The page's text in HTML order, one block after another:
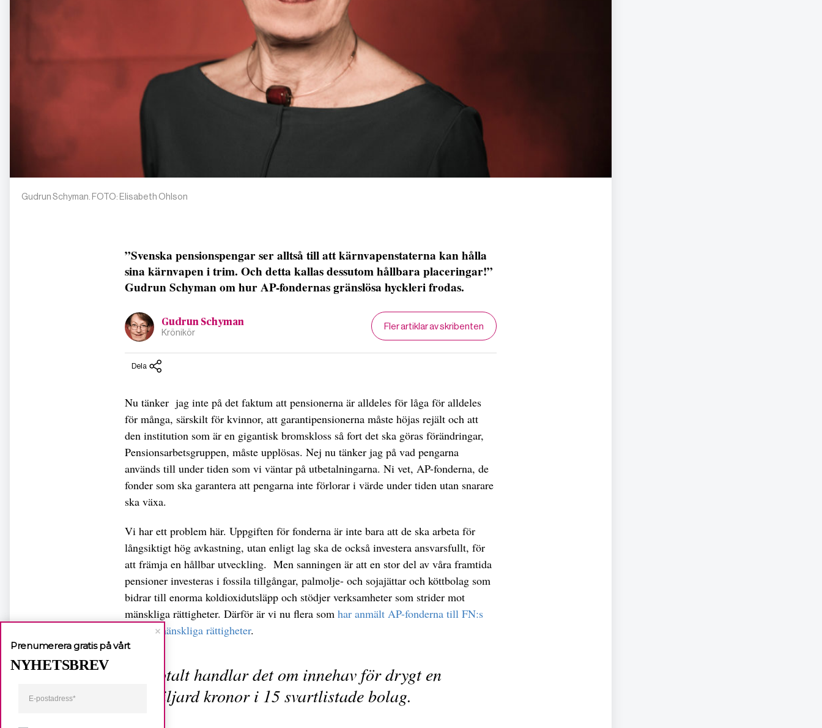
Gudrun Schyman. FOTO: Elisabeth Ohlson
”Svenska pensionspengar ser alltså till att kärnvapenstaterna kan hålla
sina kärnvapen i trim. Och detta kallas dessutom hållbara placeringar!”
Gudrun Schyman om hur AP-fondernas gränslösa hyckleri frodas.
Gudrun Schyman
Krönikör
Fler artiklar av skribenten
Dela
Nu tänker jag inte på det faktum att pensionerna är alldeles för låga för alldeles
för många, särskilt för kvinnor, att garantipensionerna måste höjas rejält och att
den institution som är en gigantisk bromskloss så fort det ska göras förändringar,
Pensionsarbetsgruppen, måste upplösas. Nej nu tänker jag på vad pengarna
används till under tiden som vi väntar på utbetalningarna. Ni vet, AP-fonderna, de
fonder som ska garantera att pengarna inte förlorar i värde under tiden utan snarare
ska växa.
Vi har ett problem här. Uppgiften för fonderna är inte bara att de ska arbeta för
långsiktigt hög avkastning, utan enligt lag ska de också investera ansvarsfullt, för
att främja en hållbar utveckling. Men sanningen är att en stor del av våra framtida
pensioner investeras i fossila tillgångar, palmolje- och sojajättar och köttbolag som
bidrar till enorma koldioxidutsläpp och stödjer verksamheter som strider mot
mänskliga rättigheter. Därför är vi nu flera som har anmält AP-fonderna till FN:s
råd för mänskliga rättigheter.
Totalt handlar det om innehav för drygt en
miljard kronor i 15 svartlistade bolag.
Prenumerera gratis på vårt
NYHETSBREV